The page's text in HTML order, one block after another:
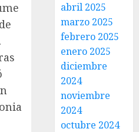
abril 2025
marzo 2025
febrero 2025
enero 2025
diciembre
2024
noviembre
2024
octubre 2024